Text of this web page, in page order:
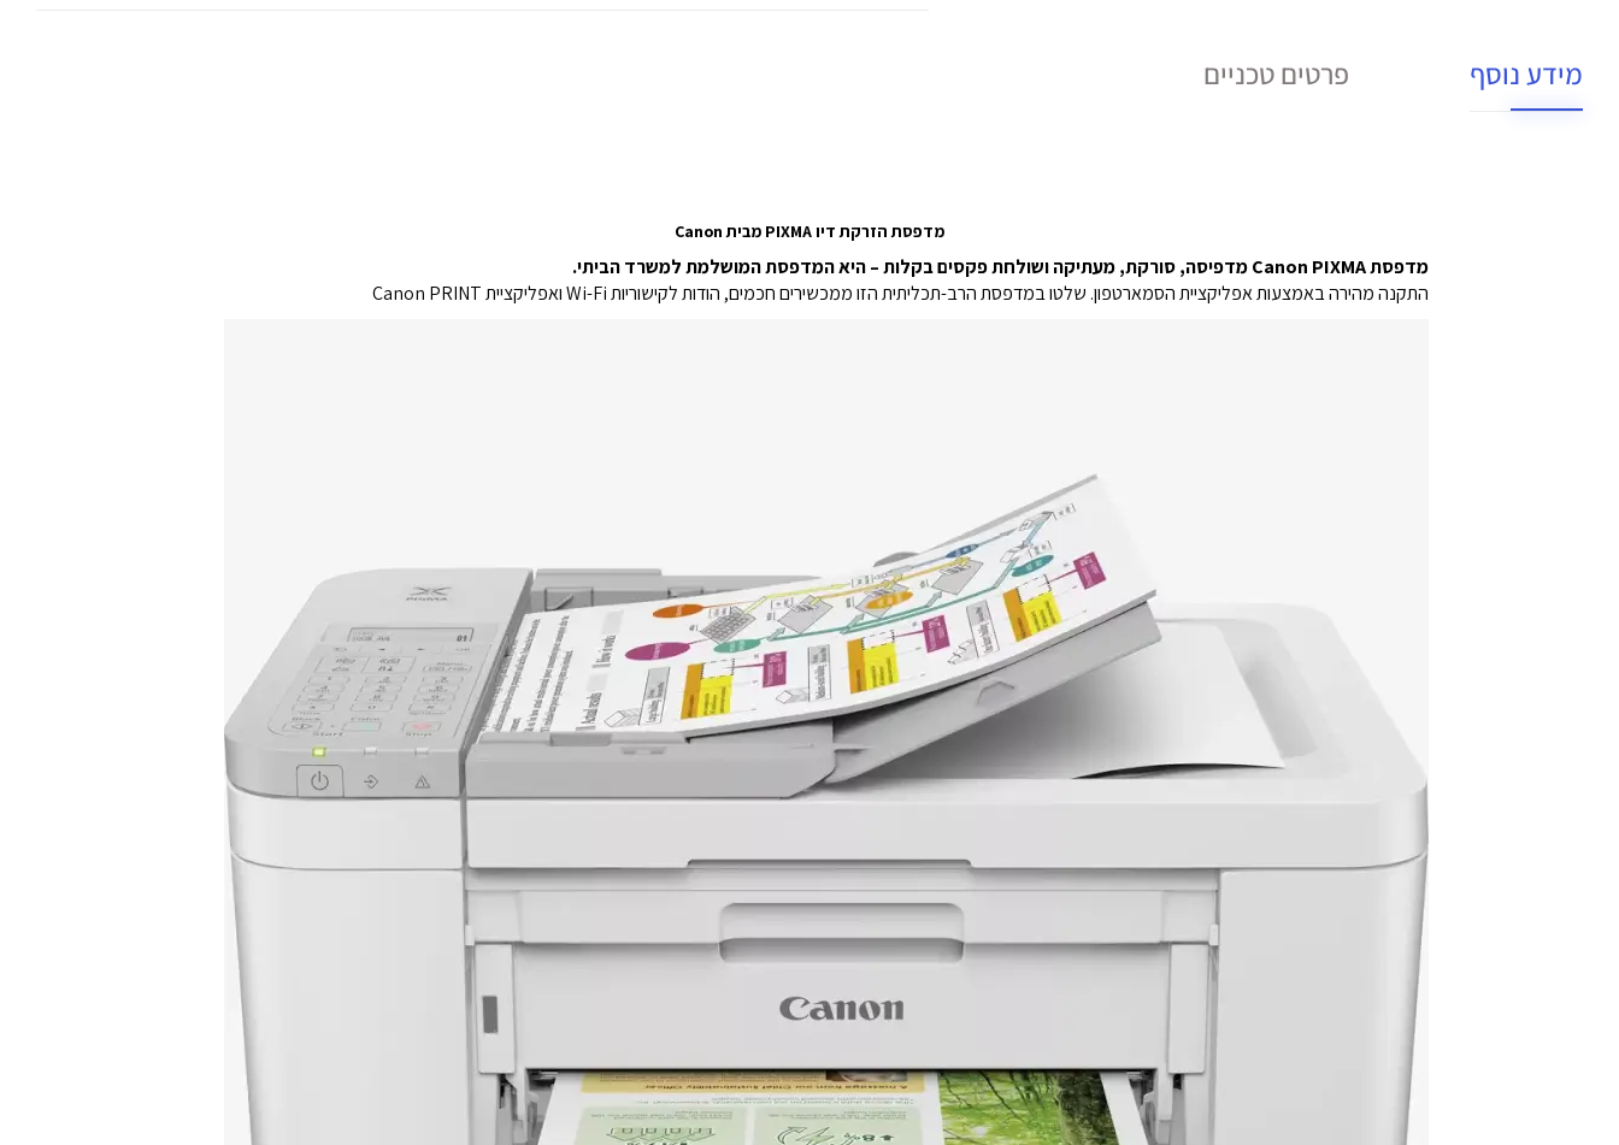
מידע נוסף פרטים טכניים
מדפסת הזרקת דיוPIXMA מבית Canon
מדפסת Canon PIXMA מדפיסה, סורקת, מעתיקה ושולחת פקסים בקלות – היא המדפסת המושלמת למשרד הביתי.
התקנה מהירה באמצעות אפליקציית הסמארטפון. שלטו במדפסת הרב-תכליתית הזו ממכשירים חכמים, הודות לקישוריות Wi-Fi ואפליקציית Canon PRINT